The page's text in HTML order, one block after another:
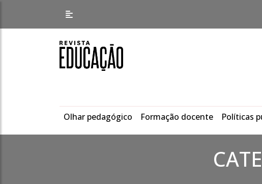
Olhar pedagógico Formação docente Políticas